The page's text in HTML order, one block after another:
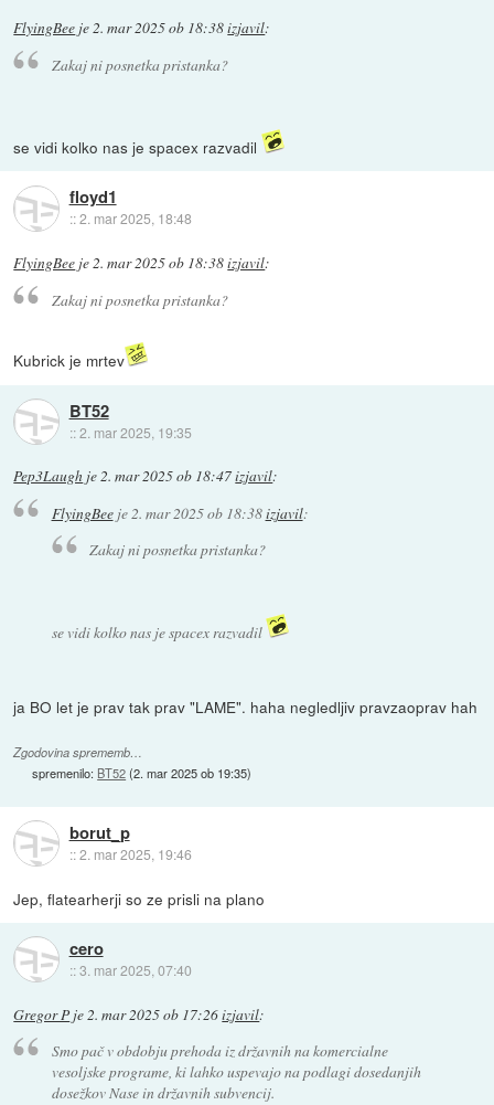
FlyingBee je2. mar 2025 ob 18:38izjavil:
Zakaj ni posnetka pristanka?
se vidi kolko nas je spacex razvadil
floyd1
::2. mar 2025, 18:48
FlyingBee je2. mar 2025 ob 18:38izjavil:
Zakaj ni posnetka pristanka?
Kubrick je mrtev
BT52
::2. mar 2025, 19:35
Pep3Laugh je2. mar 2025 ob 18:47izjavil:
FlyingBeeje2. mar 2025 ob 18:38izjavil:
Zakaj ni posnetka pristanka?
se vidi kolko nas je spacex razvadil
ja BO let je prav tak prav "LAME". haha negledljiv pravzaoprav hah
Zgodovina sprememb…
spremenilo: BT52(2. mar 2025 ob 19:35)
borut_p
::2. mar 2025, 19:46
Jep, flatearherji so ze prisli na plano
cero
::3. mar 2025, 07:40
Gregor P je2. mar 2025 ob 17:26izjavil:
Smo pač v obdobju prehoda iz državnih na komercialne
vesoljske programe, ki lahko uspevajo na podlagi dosedanjih
dosežkov Nase in državnih subvencij.